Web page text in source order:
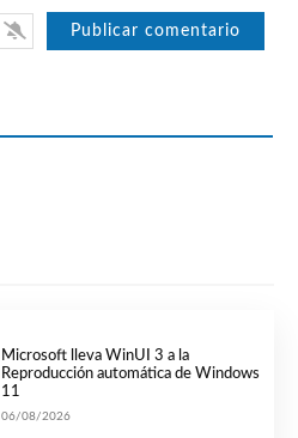
Microsoft lleva WinUI 3 a la
Reproducción automática de Windows
11
06/08/2026